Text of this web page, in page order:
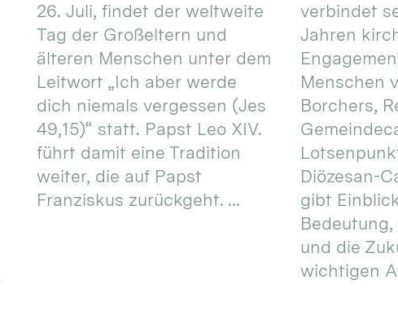
26. Juli, findet der weltweite
Tag der Großeltern und
älteren Menschen unter dem
Leitwort „Ich aber werde
dich niemals vergessen (Jes
49,15)“ statt. Papst Leo XIV.
führt damit eine Tradition
weiter, die auf Papst
Franziskus zurückgeht. ...
verbindet
Jahren
Menschen
Borchers,
Diözesan-
gibt
und die
wichtigen